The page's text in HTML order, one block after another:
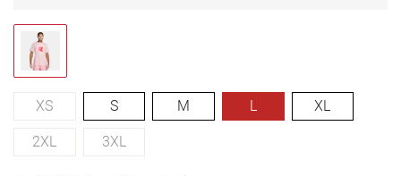
XS S M L XL
2XL 3XL